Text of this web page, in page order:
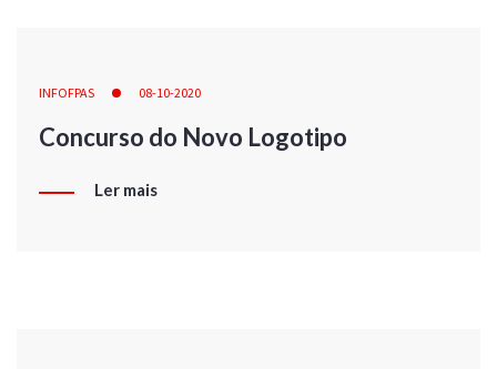
INFOFPAS 08-10-2020
Concurso do Novo Logotipo
Ler mais